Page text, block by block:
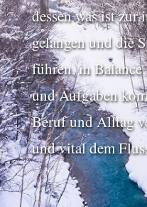
dessen was ist
gelangen und die
führen, in
und Aufgaben
Beruf und Alltag
und vital dem